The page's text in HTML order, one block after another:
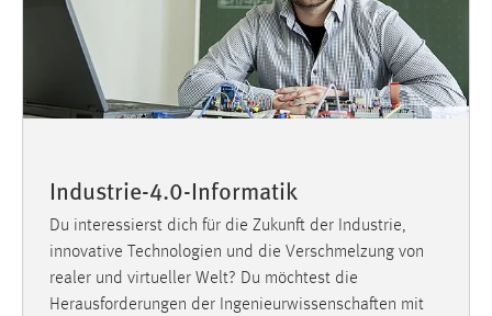
Industrie-4.0-Informatik
Du interessierst dich für die Zukunft der Industrie,
innovative Technologien und die Verschmelzung von
realer und virtueller Welt? Du möchtest die
Herausforderungen der Ingenieurwissenschaften mit